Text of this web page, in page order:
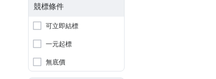
競標條件
可立即結標
一元起標
無底價